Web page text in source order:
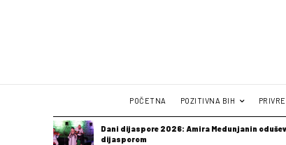
POČETNA POZITIVNA BIH
Dani dijaspore 2026: Amira Medunjanin
dijasporom